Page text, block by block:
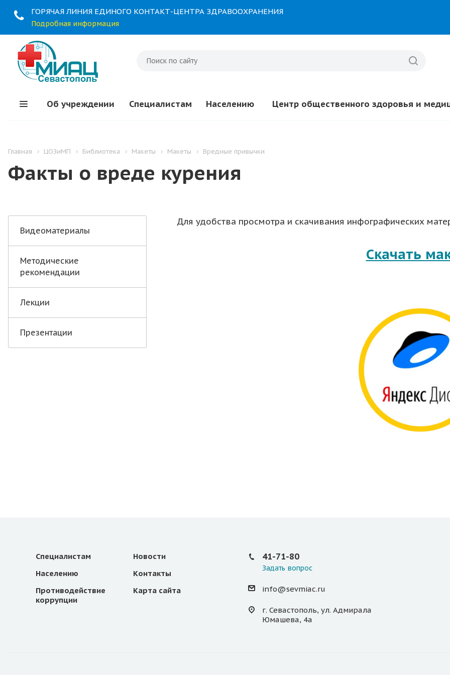
ГОРЯЧАЯ ЛИНИЯ ЕДИНОГО КОНТАКТ-ЦЕНТРА ЗДРАВООХРАНЕНИЯ
Подробная информация
Об учреждении Специалистам Населению Центр общественного здоровья и
Главная ЦОЗиМП Библиотека Макеты Макеты Вредные привычки
Факты о вреде курения
Видеоматериалы
Методические
рекомендации
Лекции
Презентации
Для удобства просмотра и скачивания инфографических
Скачать
Специалистам
Населению
Противодействие
коррупции
Новости
Контакты
Карта сайта
41-71-80
Задать вопрос
info@sevmiac.ru
г. Севастополь, ул. Адмирала
Юмашева, 4а